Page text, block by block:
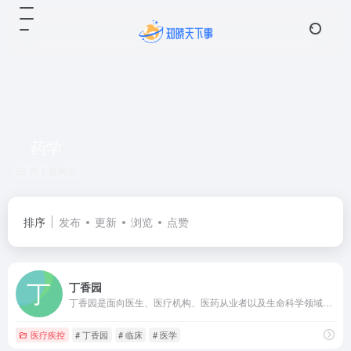
排序 发布 更新 浏览 点赞
丁香园
医疗疾控 # 丁香园 # 临床 # 医学